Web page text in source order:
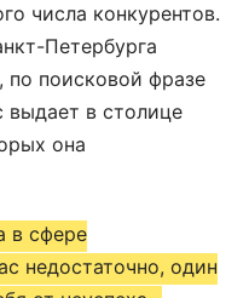
числа конкурентов.
Петербурга
по поисковой фразе
выдает в столице
она
в сфере
недостаточно, один